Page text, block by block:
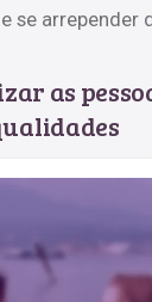
se arrepender
as